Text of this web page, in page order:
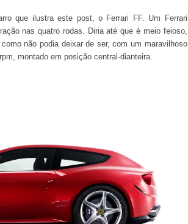
que ilustra este post, o Ferrari FF. Um Ferrari
nas quatro rodas. Diria até que é meio feioso,
não podia deixar de ser, com um maravilhoso
montado em posição central-dianteira.